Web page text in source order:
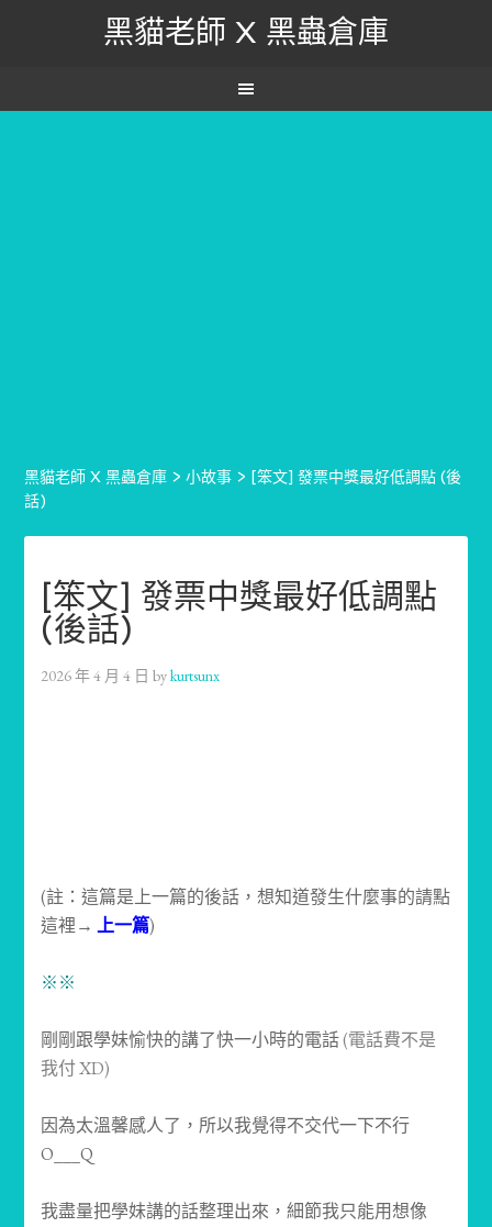
黑貓老師 X 黑蟲倉庫
黑貓老師 X 黑蟲倉庫 >小故事 > [笨文] 發票中獎最好低調點 (後
話)
[笨文] 發票中獎最好低調點
(後話)
2026 年 4 月 4 日 bykurtsunx
(註：這篇是上一篇的後話，想知道發生什麼事的請點
這裡→上一篇)
※※
剛剛跟學妹愉快的講了快一小時的電話(電話費不是
我付 XD)
因為太溫馨感人了，所以我覺得不交代一下不行
O___Q
我盡量把學妹講的話整理出來，細節我只能用想像